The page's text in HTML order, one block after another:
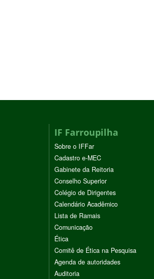
IF Farroupilha
Sobre o IFFar
Cadastro e-MEC
Gabinete da Reitoria
Conselho Superior
Colégio de Dirigentes
Calendário Acadêmico
Lista de Ramais
Comunicação
Ética
Comitê de Ética na Pesquisa
Agenda de autoridades
Auditoria